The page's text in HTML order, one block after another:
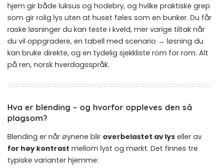
hjem gir både luksus og hodebry, og hvilke praktiske grep
som gir rolig lys uten at huset føles som en bunker. Du får
raske løsninger du kan teste i kveld, mer varige tiltak når
du vil oppgradere, en tabell med scenario → løsning du
kan bruke direkte, og en tydelig sjekkliste rom for rom. Alt
på ren, norsk hverdagsspråk.
Hva er blending – og hvorfor oppleves den så
plagsom?
Blending er når øynene blir overbelastet av lys eller av
for høy kontrast mellom lyst og mørkt. Det finnes tre
typiske varianter hjemme: